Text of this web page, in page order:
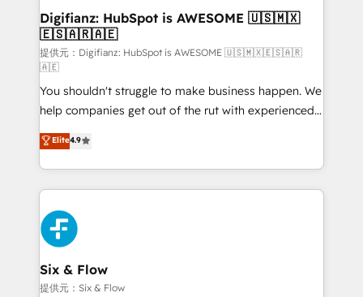
Transformation / Web Development • RevOps &
Sales Consulting • Marketing Automation What
makes us different? 🚀 Top 0.5% of global HubSpot
agencies ⚙️ The strongest technical ability and
integration capabilities 💼 Consultative, long-term
partners who will embed ourselves into your
business, processes and systems 🏢 We specialise in
working with mid-market and enterprise
organisations, global organisations and those with
complex use cases 🏆 CRM Implementation,
Platform Enablement, Custom Integration and
Onboarding Accredited 🔐 ISO27001 & ISO9001
Certified
Digifianz: HubSpot is AWESOME 🇺🇸🇲🇽
🇪🇸🇦🇷🇦🇪
提供元：Digifianz: HubSpot is AWESOME 🇺🇸🇲🇽🇪🇸🇦🇷
🇦🇪
You shouldn't struggle to make business happen. We
help companies get out of the rut with experienced,
process-oriented teams implementing HubSpot
Marketing, Sales, Service, CMS and Operations Hub,
so selling and actually engaging with your customers
feels easy and pain-free. We are a top ranked
HubSpot Elite Partner, winner of Rookie of the Year
and Customer First Awards, 4.9/5 rating in HubSpot
Reviews and 4.9/5 rating in Clutch Reviews. Digifianz
helps the following industries: logistics & 3PL, home
improvement & construction, branding and
Elite4.9
Six & Flow
提供元：Six & Flow